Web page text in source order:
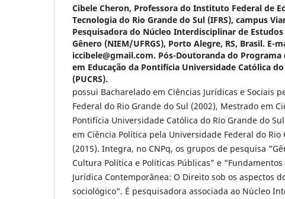
Cibele Cheron, Professora do Instituto Federal de
Tecnologia do Rio Grande do Sul (IFRS), campus
Pesquisadora do Núcleo Interdisciplinar de
Gênero (NIEM/UFRGS), Porto Alegre, RS, Brasil. E-
iccibele@gmail.com. Pós-Doutoranda do Programa
em Educação da Pontifícia Universidade Católica
(PUCRS).
possui Bacharelado em Ciências Jurídicas e Sociais
Federal do Rio Grande do Sul (2002), Mestrado em
Pontifícia Universidade Católica do Rio Grande do
em Ciência Política pela Universidade Federal do Rio
(2015). Integra, no CNPq, os grupos de pesquisa
Cultura Política e Políticas Públicas" e "Fundamentos
Jurídica Contemporânea: O Direito sob os aspectos
sociológico". É pesquisadora associada ao Núcleo